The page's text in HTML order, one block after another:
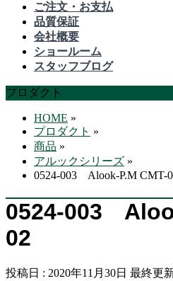
ご注文・お支払
品質保証
会社概要
ショールーム
スタッフブログ
プロダクト
HOME »
プロダクト »
商品 »
アルックシリーズ »
0524-003 Alook-P.M CMT-
0524-003
02
投稿日 : 2020年11月30日 最終更